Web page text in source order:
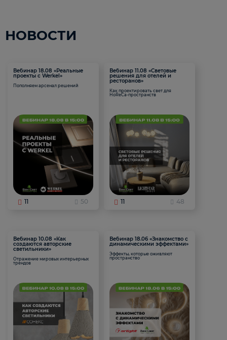
НОВОСТИ
Вебинар 18.08 «Реальные
проекты с Werkel»
Пополняем арсенал решений
11 50
Вебинар 11.08 «Световые
решения для отелей и
ресторанов»
Как проектировать свет для
HoReCa-пространств
11 48
Вебинар 10.08 «Как
создаются авторские
светильники»
Отражение мировых интерьерных
трендов
Вебинар 18.06 «Знакомство с
динамическими эффектами»
Эффекты, которые оживляют
пространство